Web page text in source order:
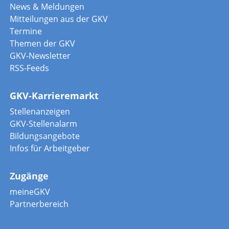
News & Meldungen
Mitteilungen aus der GKV
Termine
Themen der GKV
GKV-Newsletter
RSS-Feeds
GKV-Karrieremarkt
Stellenanzeigen
GKV-Stellenalarm
Bildungsangebote
Infos für Arbeitgeber
Zugänge
meineGKV
Partnerbereich